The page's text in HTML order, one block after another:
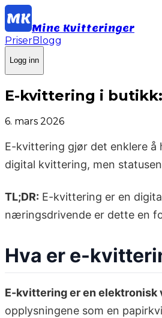
Mine Kvitteringer
PriserBlogg
Logg inn
E-kvittering i
6. mars 2026
E-kvittering gjør det enklere
digital kvittering, men
TL;DR: E-kvittering er en
næringsdrivende er dette en
Hva er e-
E-kvittering er en
opplysningene som en